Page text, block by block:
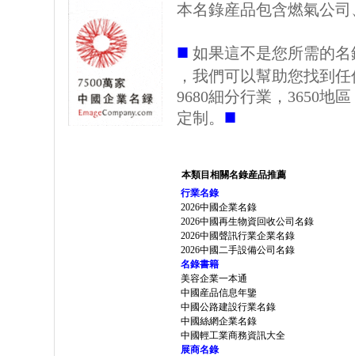
本名錄産品包含燃氣公
■ 如果這不是您所需的
，我們可以幫助您找到
9680細分行業，3650地
定制。 ■
本類目相關名錄産品推薦
行業名錄
2026中國企業名錄
2026中國再生物資回收公司名錄
2026中國聲訊行業企業名錄
2026中國二手設備公司名錄
名錄書籍
美容企業一本通
中國産品信息年鑒
中國公路建設行業名錄
中國絲網企業名錄
中國輕工業商務資訊大全
展商名錄